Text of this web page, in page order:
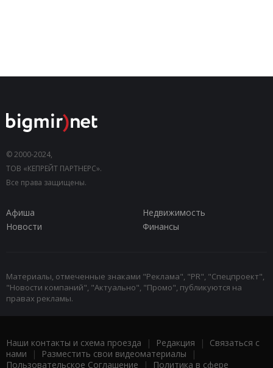
© 2000-2024,
ТОВ «КЕПРЕЙТ ПАРТНЕРС».
Все права защищены.
Афиша
Недвижимость
Новости
Финансы
Материалы, отмеченные знаками "Реклама", "PR", "Спецпроект",
"Новости компаний", "Актуально", "Промо", публикуются на
правах рекламы.
Наши контакты и схема проезда | Редакция | Связаться с
нами | Разместить свои видеоматериалы |
Пользовательское Соглашение | Политика в сфере